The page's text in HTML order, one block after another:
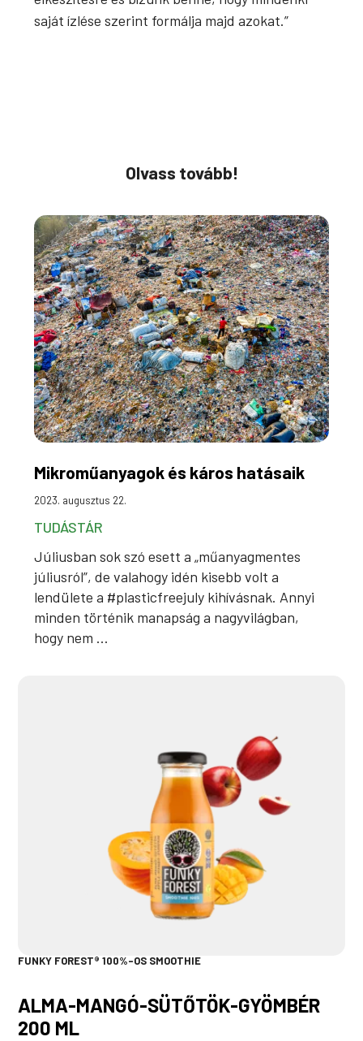
saját ízlése szerint formálja majd azokat.”
Olvass tovább!
Mikroműanyagok és káros hatásaik
2023. augusztus 22.
TUDÁSTÁR
Júliusban sok szó esett a „műanyagmentes
júliusról”, de valahogy idén kisebb volt a
lendülete a #plasticfreejuly kihívásnak. Annyi
minden történik manapság a nagyvilágban,
hogy nem ...
FUNKY FOREST® 100%-OS SMOOTHIE
ALMA-MANGÓ-SÜTŐTÖK-GYÖMBÉR
200 ML